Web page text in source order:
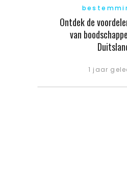
Ontdek de
van
1 jaar